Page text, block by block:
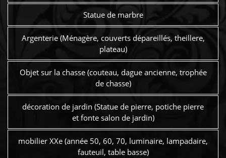
Statue de marbre
Argenterie (Ménagère, couverts dépareillés, theillere,
plateau)
Objet sur la chasse (couteau, dague ancienne, trophée
de chasse)
décoration de jardin (Statue de pierre, potiche pierre
et fonte salon de jardin)
mobilier XXe (année 50, 60, 70, luminaire, lampadaire,
fauteuil, table basse)